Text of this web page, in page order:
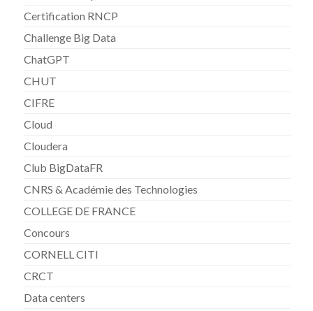
Certification RNCP
Challenge Big Data
ChatGPT
CHUT
CIFRE
Cloud
Cloudera
Club BigDataFR
CNRS & Académie des Technologies
COLLEGE DE FRANCE
Concours
CORNELL CITI
CRCT
Data centers